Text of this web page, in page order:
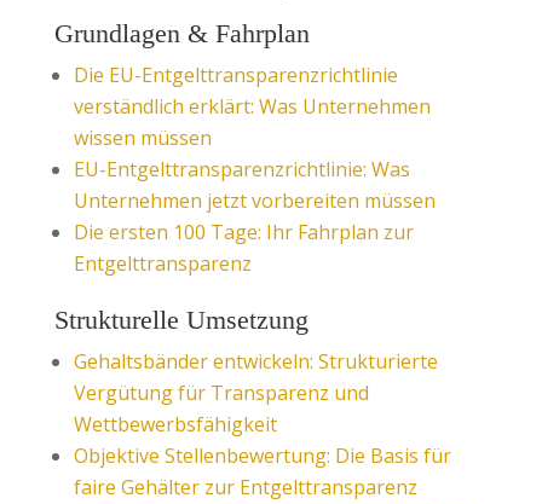
Grundlagen & Fahrplan
Die EU-Entgelttransparenzrichtlinie
verständlich erklärt: Was Unternehmen
wissen müssen
EU-Entgelttransparenzrichtlinie: Was
Unternehmen jetzt vorbereiten müssen
Die ersten 100 Tage: Ihr Fahrplan zur
Entgelttransparenz
Strukturelle Umsetzung
Gehaltsbänder entwickeln: Strukturierte
Vergütung für Transparenz und
Wettbewerbsfähigkeit
Objektive Stellenbewertung: Die Basis für
faire Gehälter zur Entgelttransparenz